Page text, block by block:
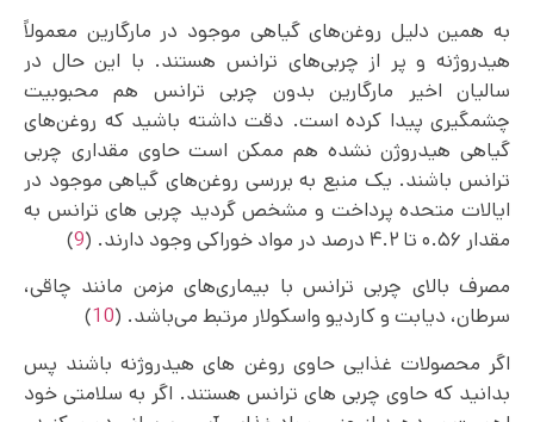
به همین دلیل روغن‌های گیاهی موجود در مارگارین معمولاً
هیدروژنه و پر از چربی‌های ترانس هستند. با این حال در
سالیان اخیر مارگارین بدون چربی ترانس هم محبوبیت
چشمگیری پیدا کرده است. دقت داشته باشید که روغن‌های
گیاهی هیدروژن نشده هم ممکن است حاوی مقداری چربی
ترانس باشند. یک منبع به بررسی روغن‌های گیاهی موجود در
ایالات متحده پرداخت و مشخص گردید چربی‌ های ترانس به
مقدار ۰.۵۶ تا ۴.۲ درصد در مواد خوراکی وجود دارند. (
9
)
مصرف بالای چربی ترانس با بیماری‌های مزمن مانند چاقی،
سرطان، دیابت و کاردیو واسکولار مرتبط می‌باشد. (10
)
اگر محصولات غذایی حاوی روغن های هیدروژنه باشند پس
بدانید که حاوی چربی‌ های ترانس هستند. اگر به سلامتی خود